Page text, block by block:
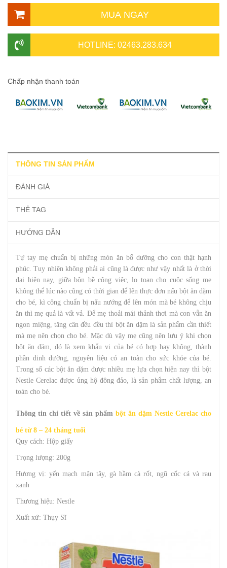
MUA NGAY
HOTLINE: 02463.283.634
Chấp nhận thanh toán
THÔNG TIN SẢN PHẨM
ĐÁNH GIÁ
THẺ TAG
HƯỚNG DẪN
Tự tay mẹ chuẩn bị những món ăn bổ dưỡng cho con thật hạnh
phúc. Tuy nhiên không phải ai cũng là được như vậy nhất là ở thời
đại hiện nay, giữa bộn bề công việc, lo toan cho cuộc sống mẹ
không thể lúc nào cũng có thời gian để lên thực đơn nấu bột ăn dặm
cho bé, kì công chuẩn bị nấu nướng để lên món mà bé không chịu
ăn thì mẹ quả là vất vả. Để mẹ thoải mái thảnh thơi mà con vẫn ăn
ngon miệng, tăng cân đều đều thì bột ăn dặm là sản phẩm cần thiết
mà mẹ nên chọn cho bé. Mặc dù vậy mẹ cũng nên lưu ý khi chọn
bột ăn dặm, đó là xem khẩu vị của bé có hợp hay không, thành
phần dinh dưỡng, nguyên liệu có an toàn cho sức khỏe của bé.
Trong số các bột ăn dặm được nhiều mẹ lựa chọn hiện nay thì bột
Nestle Cerelac được ủng hộ đông đảo, là sản phẩm chất lượng, an
toàn cho bé.
Thông tin chi tiết về sản phẩm bột ăn dặm Nestle Cerelac cho
bé từ 8 – 24 tháng tuổi
Quy cách: Hộp giấy
Trọng lượng: 200g
Hương vị: yến mạch mận tây, gà hầm cà rốt, ngũ cốc cá và rau
xanh
Thương hiệu: Nestle
Xuất xứ: Thụy Sĩ